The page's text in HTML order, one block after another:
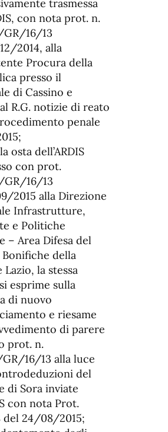
trasmessa
con nota prot. n.
GR/16/13
2014, alla
Procura della
presso il
di Cassino e
R.G. notizie di reato
penale
osta dell’ARDIS
con prot.
GR/16/13
2015 alla Direzione
Infrastrutture,
e Politiche
– Area Difesa del
Bonifiche della
Lazio, la stessa
si esprime sulla
di nuovo
e riesame
di parere
prot. n.
16/13 alla luce
del
di Sora inviate
con nota Prot.
del 24/08/2015;